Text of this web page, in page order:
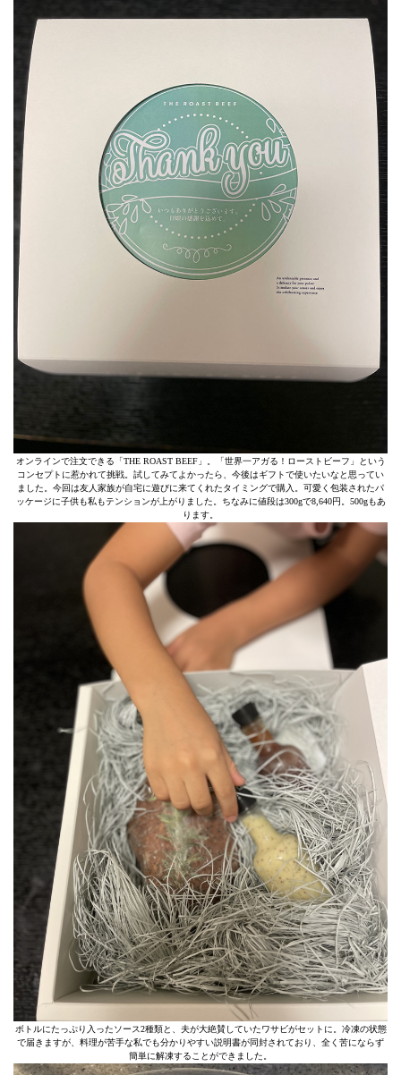
オンラインで注文できる「THE ROAST BEEF」。「世界一アガる！ローストビーフ」という
コンセプトに惹かれて挑戦。試してみてよかったら、今後はギフトで使いたいなと思ってい
ました。今回は友人家族が自宅に遊びに来てくれたタイミングで購入。可愛く包装されたパ
ッケージに子供も私もテンションが上がりました。ちなみに値段は300gで8,640円。500gもあ
ります。
ボトルにたっぷり入ったソース2種類と、夫が大絶賛していたワサビがセットに。冷凍の状態
で届きますが、料理が苦手な私でも分かりやすい説明書が同封されており、全く苦にならず
簡単に解凍することができました。